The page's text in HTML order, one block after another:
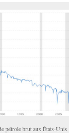
pétrole brut aux États-Unis